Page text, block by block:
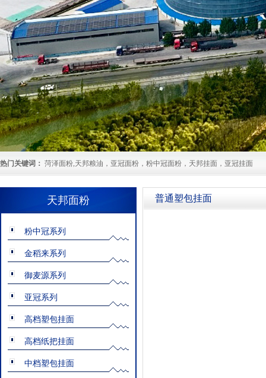
热门关键词： 菏泽面粉,天邦粮油，亚冠面粉，粉中冠面粉，天邦挂面，亚冠挂面
天邦面粉
粉中冠系列
金稻来系列
御麦源系列
亚冠系列
高档塑包挂面
高档纸把挂面
中档塑包挂面
普通塑包挂面